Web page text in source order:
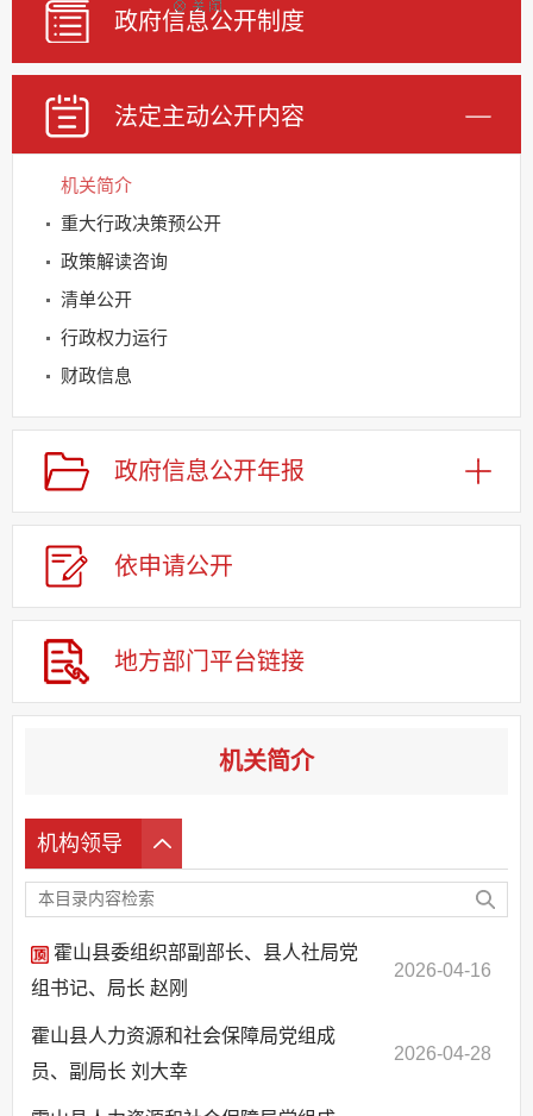
政府信息公开制度
法定主动公开内容
机关简介
重大行政决策预公开
政策解读咨询
清单公开
行政权力运行
财政信息
基层重点领域信息公开
建议提案办理
公务员及事业单位招录
应急管理
回应关切
监督保障
其他法定信息
政府信息公开年报
依申请公开
地方部门平台链接
机关简介
机构领导
霍山县委组织部副部长、县人社局党
组书记、局长 赵刚
2026-04-16
霍山县人力资源和社会保障局党组成
员、副局长 刘大幸
2026-04-28